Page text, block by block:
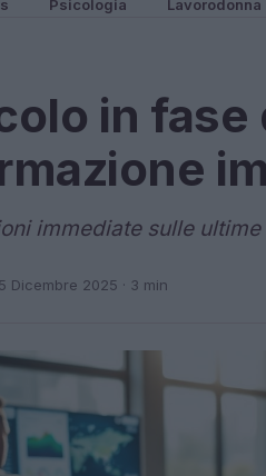
Psicologia Lavorodonna
in fase
immediate sulle
Dicembre 2025 · 3 min